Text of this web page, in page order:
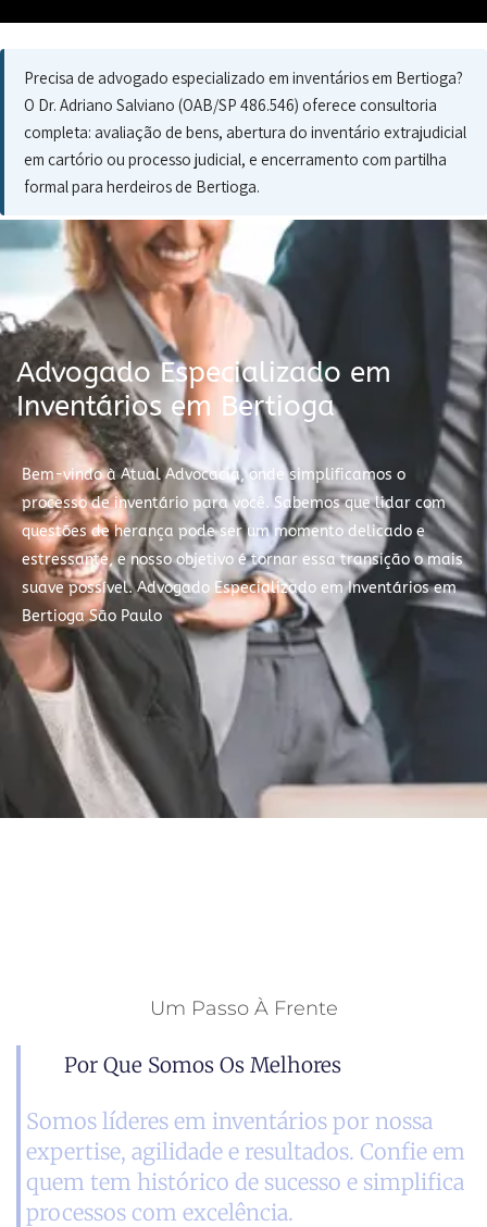
Precisa de advogado especializado em inventários em Bertioga?
O Dr. Adriano Salviano (OAB/SP 486.546) oferece consultoria
completa: avaliação de bens, abertura do inventário extrajudicial
em cartório ou processo judicial, e encerramento com partilha
formal para herdeiros de Bertioga.
Advogado Especializado em
Inventários em Bertioga
Bem-vindo à Atual Advocacia, onde simplificamos o
processo de inventário para você. Sabemos que lidar com
questões de herança pode ser um momento delicado e
estressante, e nosso objetivo é tornar essa transição o mais
suave possível. Advogado Especializado em Inventários em
Bertioga São Paulo
Um Passo À Frente
Por Que Somos Os Melhores
Somos líderes em inventários por nossa
expertise, agilidade e resultados. Confie em
quem tem histórico de sucesso e simplifica
processos com excelência.